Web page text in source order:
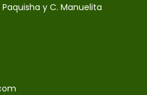
y C. Manuelita